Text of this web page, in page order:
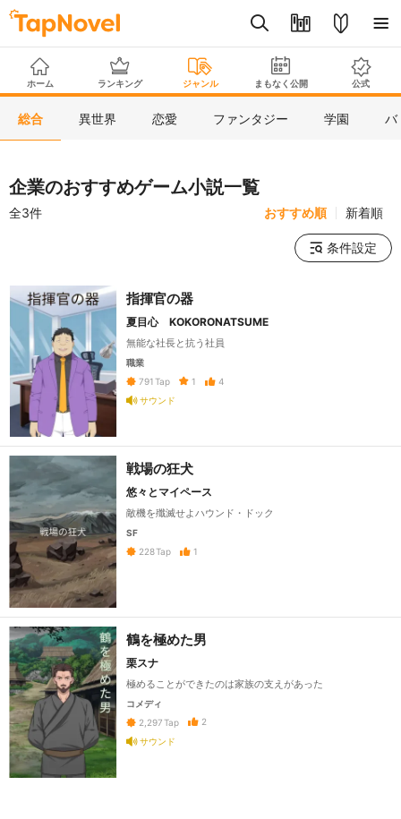
ホーム ランキング ジャンル まもなく公開 公式
総合 異世界 恋愛 ファンタジー 学園 バ
企業のおすすめゲーム小説一覧
全3件 おすすめ順 新着順
条件設定
指揮官の器
夏目心 KOKORONATSUME
無能な社長と抗う社員
職業
791 Tap 1
4
サウンド
戦場の狂犬
悠々とマイペース
敵機を殲滅せよハウンド・ドック
SF
228Tap 1
鶴を極めた男
栗スナ
極めることができたのは家族の支えがあった
コメディ
2,297 Tap
2
サウンド